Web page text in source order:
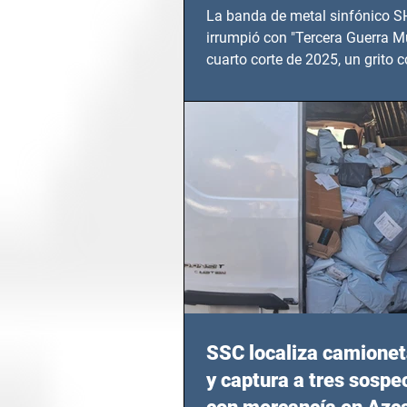
TERCERA GUERRA
La banda de metal sinfónico
irrumpió con "Tercera Guerra
cuarto corte de 2025, un grito
en epicentros bélicos.
SSC localiza
y captura a tres